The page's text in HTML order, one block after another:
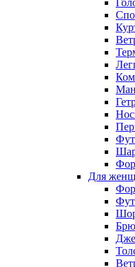
Для